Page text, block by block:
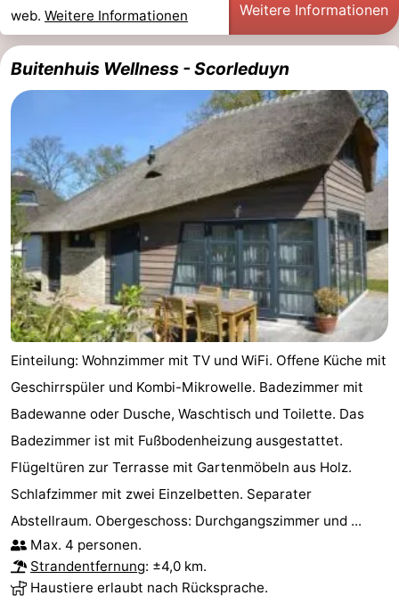
web. Weitere Informationen Weitere Informationen
Buitenhuis Wellness - Scorleduyn
Einteilung: Wohnzimmer mit TV und WiFi. Offene Küche mit
Geschirrspüler und Kombi-Mikrowelle. Badezimmer mit
Badewanne oder Dusche, Waschtisch und Toilette. Das
Badezimmer ist mit Fußbodenheizung ausgestattet.
Flügeltüren zur Terrasse mit Gartenmöbeln aus Holz.
Schlafzimmer mit zwei Einzelbetten. Separater
Abstellraum. Obergeschoss: Durchgangszimmer und ...
Max. 4 personen.
Strandentfernung: ±4,0 km.
Haustiere erlaubt nach Rücksprache.